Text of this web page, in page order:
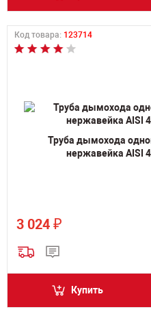
Код товара: 123714
Труба дымохода
нержавейка AISI
3 024 ₽
Купить